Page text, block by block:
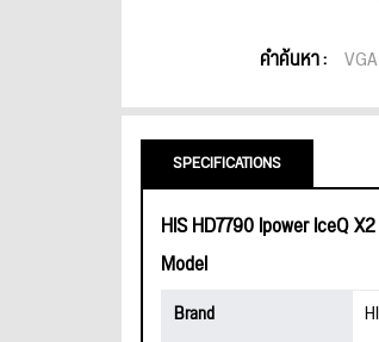
คำค้นหา : VGA
SPECIFICATIONS
HIS HD7790 Ipower IceQ X2
Model
Brand